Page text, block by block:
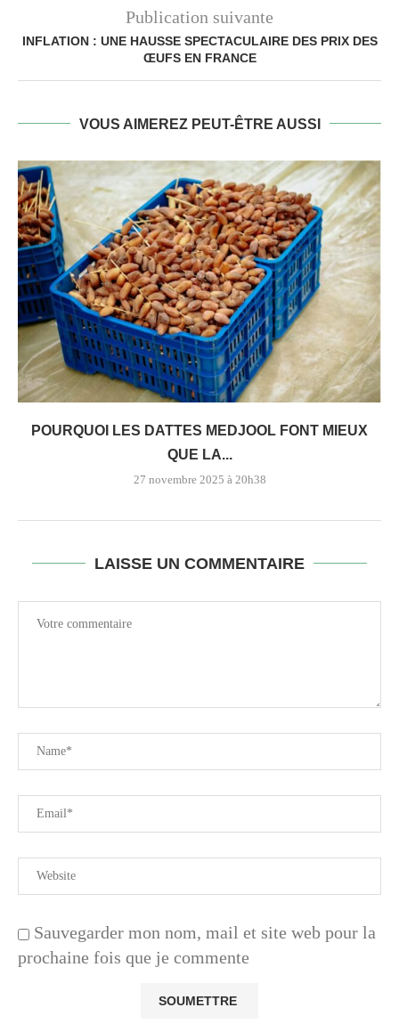
Publication suivante
INFLATION : UNE HAUSSE SPECTACULAIRE DES PRIX DES
ŒUFS EN FRANCE
VOUS AIMEREZ PEUT-ÊTRE AUSSI
POURQUOI LES DATTES MEDJOOL FONT MIEUX
QUE LA...
27 novembre 2025 à 20h38
LAISSE UN COMMENTAIRE
Sauvegarder mon nom, mail et site web pour la
prochaine fois que je commente